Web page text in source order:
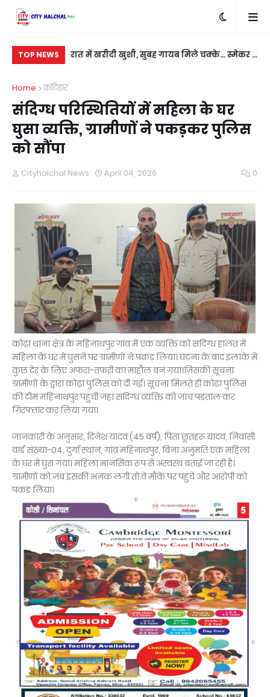
TOP NEWS
बदला लेने के लिए
रात में खरीदी खुशी, सुबह गायब मिले चक्के... स्मेकर ने
Home
कटिहार
संदिग्ध परिस्थितियों में महिला के घर
घुसा व्यक्ति, ग्रामीणों ने पकड़कर पुलिस
को सौंपा
Cityhalchal News April 04, 2026 0
कोढ़ा थाना क्षेत्र के महिनाथपुर गांव में एक व्यक्ति को संदिग्ध हालत में
महिला के घर में घुसने पर ग्रामीणों ने पकड़ लिया। घटना के बाद इलाके में
कुछ देर के लिए अफरा-तफरी का माहौल बन गया।जिसकी सूचना
ग्रामीणों के द्वारा कोढ़ा पुलिस को दी गई। सूचना मिलते ही कोढा पुलिस
की टीम महिनाथपुर पहुंची जहां संदिग्ध व्यक्ति को जांच पड़ताल कर
गिरफ्तार कर लिया गया।
जानकारी के अनुसार, दिनेश यादव (45 वर्ष), पिता छूतहरू यादव, निवासी
वार्ड संख्या-04, दुर्गा स्थान, गांव महिनाथपुर, बिना अनुमति एक महिला
के घर में घुस गया। महिला मानसिक रूप से अस्वस्थ बताई जा रही है।
ग्रामीणों को जब इसकी भनक लगी तो वे मौके पर पहुंचे और आरोपी को
पकड़ लिया।